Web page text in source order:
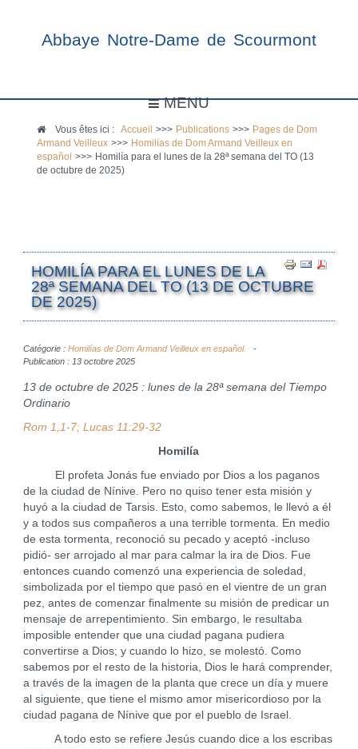
Abbaye Notre-Dame de Scourmont
MENU
Vous êtes ici :Accueil >>> Publications >>> Pages de Dom
Armand Veilleux >>> Homilías de Dom Armand Veilleux en
español
>>> Homilía para el lunes de la 28ª semana del TO (13
de octubre de 2025)
HOMILÍA PARA EL LUNES DE LA
28ª SEMANA DEL TO (13 DE OCTUBRE
DE 2025)
Catégorie : Homilías de Dom Armand Veilleux en español.
Publication : 13 octobre 2025
13 de octubre de 2025 : lunes de la 28ª semana del Tiempo
Ordinario
Rom 1,1-7; Lucas 11:29-32
Homilía
El profeta Jonás fue enviado por Dios a los paganos
de la ciudad de Nínive. Pero no quiso tener esta misión y
huyó a la ciudad de Tarsis. Esto, como sabemos, le llevó a él
y a todos sus compañeros a una terrible tormenta. En medio
de esta tormenta, reconoció su pecado y aceptó -incluso
pidió- ser arrojado al mar para calmar la ira de Dios. Fue
entonces cuando comenzó una experiencia de soledad,
simbolizada por el tiempo que pasó en el vientre de un gran
pez, antes de comenzar finalmente su misión de predicar un
mensaje de arrepentimiento. Sin embargo, le resultaba
imposible entender que una ciudad pagana pudiera
convertirse a Dios; y cuando lo hizo, se molestó. Como
sabemos por el resto de la historia, Dios le hará comprender,
a través de la imagen de la planta que crece un día y muere
al siguiente, que tiene el mismo amor misericordioso por la
ciudad pagana de Nínive que por el pueblo de Israel.
A todo esto se refiere Jesús cuando dice a los escribas